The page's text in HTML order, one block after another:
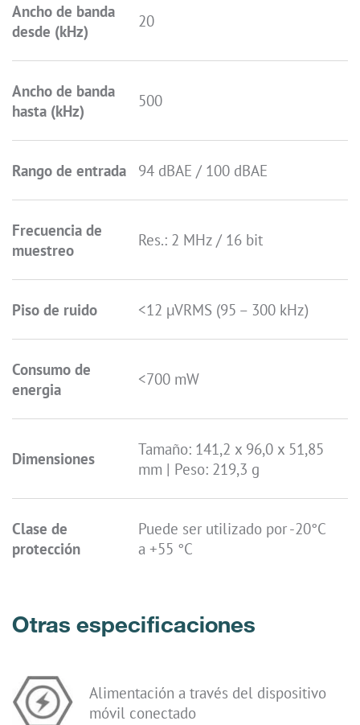
Ancho de banda
desde (kHz)
20
Ancho de banda
hasta (kHz)
500
Rango de entrada 94 dBAE / 100 dBAE
Frecuencia de
muestreo
Res.: 2 MHz / 16 bit
Piso de ruido <12 μVRMS (95 – 300 kHz)
Consumo de
energia
<700 mW
Dimensiones
Tamaño: 141,2 x 96,0 x 51,85
mm | Peso: 219,3 g
Clase de
protección
Puede ser utilizado por -20°C
a +55 °C
Otras especificaciones
Alimentación a través del dispositivo
móvil conectado